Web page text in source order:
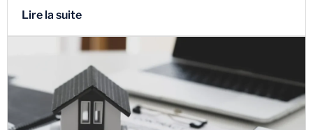
Lire la suite